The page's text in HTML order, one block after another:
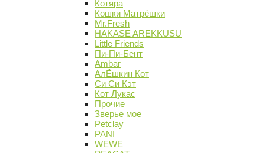
Котяра
Кошки Матрёшки
Mr.Fresh
HAKASE AREKKUSU
Little Friends
Пи-Пи-Бент
Ambar
АлЁшкин Кот
Си Си Кэт
Кот Лукас
Прочие
Зверье мое
Petclay
PANI
WEWE